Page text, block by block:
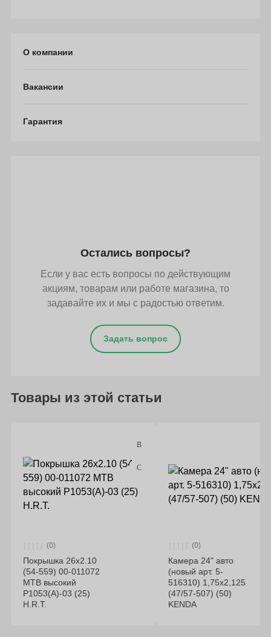
О компании
Вакансии
Гарантия
Остались вопросы?
Если у вас есть вопросы по действующим
акциям, товарам или работе магазина, то
задавайте их и мы с радостью ответим.
Задать вопрос
Товары из этой статьи
(0)
Покрышка 26x2.10
(54-559) 00-011072
MTB высокий
P1053(А)-03 (25)
H.R.T.
(0)
Камера 24" авто
(новый арт. 5-
516310) 1,75х2,125
(47/57-507) (50)
KENDA